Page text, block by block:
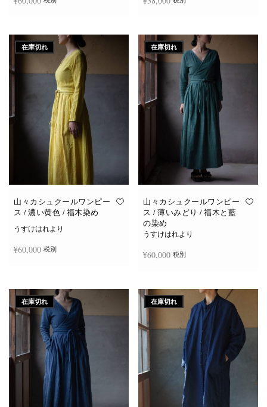
在庫切れ
山々カシュクールワンピー
ス / 濃い黄色 / 福木染め
うすけはれより
¥60,000 税別
在庫切れ
山々カシュクールワンピー
ス / 薄いみどり / 福木と藍
の染め
うすけはれより
¥60,000 税別
在庫切れ 在庫切れ